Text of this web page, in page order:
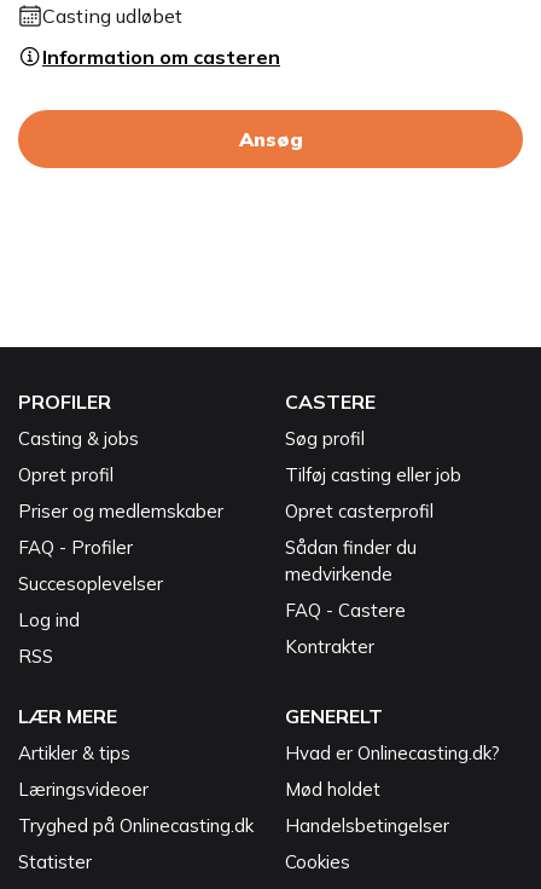
Casting udløbet
Information om casteren
Ansøg
PROFILER
Casting & jobs
Opret profil
Priser og medlemskaber
FAQ - Profiler
Succesoplevelser
Log ind
RSS
CASTERE
Søg profil
Tilføj casting eller job
Opret casterprofil
Sådan finder du
medvirkende
FAQ - Castere
Kontrakter
LÆR MERE
Artikler & tips
Læringsvideoer
Tryghed på Onlinecasting.dk
Statister
GENERELT
Hvad er Onlinecasting.dk?
Mød holdet
Handelsbetingelser
Cookies